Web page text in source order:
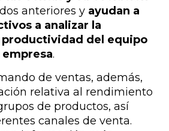
anteriores y ayudan a
a analizar la
productividad del equipo
.
de ventas, además,
relativa al rendimiento
de productos, así
canales de venta.